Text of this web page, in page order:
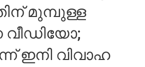
മുമ്പുള്ള
ഇനി വിവാഹ